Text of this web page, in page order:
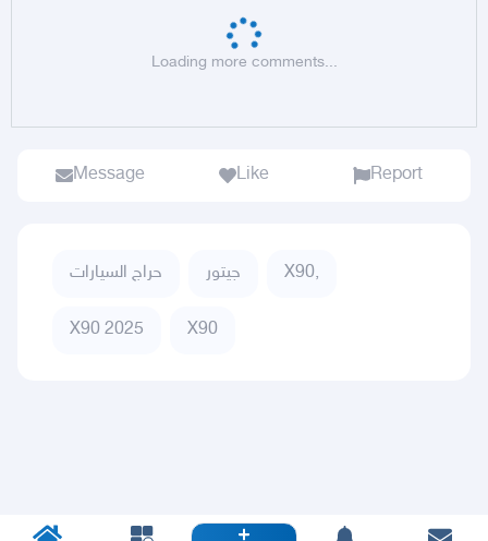
Loading more comments...
Message Like Report
حراج السيارات جيتور X90,
X90 2025 X90